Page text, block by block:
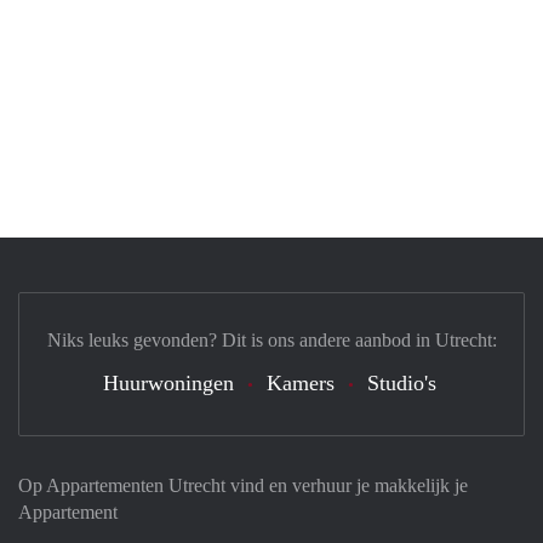
Op Appartementen Utrecht vind en verhuur je makkelijk je
Appartement
Niks leuks gevonden? Dit is ons andere aanbod in Utrecht:
Huurwoningen Kamers Studio's